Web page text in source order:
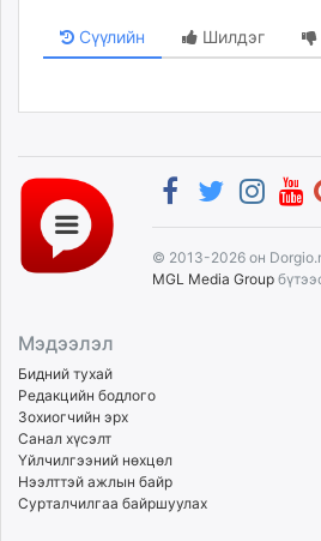
Сүүлийн Шилдэг
© 2013-2026 он
MGL Media Group
Мэдээлэл
Бидний тухай
Редакцийн бодлого
Зохиогчийн эрх
Санал хүсэлт
Үйлчилгээний нөхцөл
Нээлттэй ажлын байр
Сурталчилгаа байршуулах